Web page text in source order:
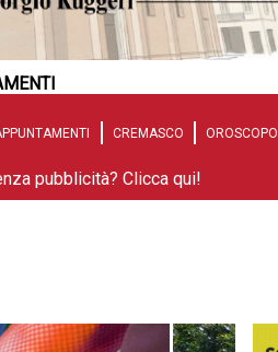
CREMASCO OROSCOPO
pubblicità? Clicca qui!